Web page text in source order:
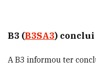
B3 (B3SA3)
A B3 informou ter